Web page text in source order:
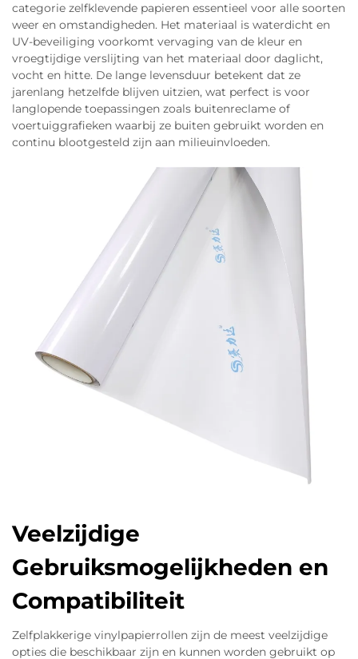
categorie zelfklevende papieren essentieel voor alle soorten
weer en omstandigheden. Het materiaal is waterdicht en
UV-beveiliging voorkomt vervaging van de kleur en
vroegtijdige verslijting van het materiaal door daglicht,
vocht en hitte. De lange levensduur betekent dat ze
jarenlang hetzelfde blijven uitzien, wat perfect is voor
langlopende toepassingen zoals buitenreclame of
voertuiggrafieken waarbij ze buiten gebruikt worden en
continu blootgesteld zijn aan milieuinvloeden.
Veelzijdige
Gebruiksmogelijkheden en
Compatibiliteit
Zelfplakkerige vinylpapierrollen zijn de meest veelzijdige
opties die beschikbaar zijn en kunnen worden gebruikt op